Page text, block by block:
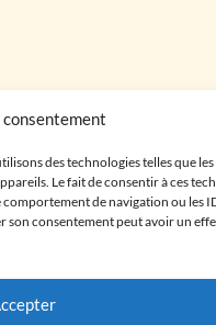
des technologies telles que
Le fait de consentir à ces
de navigation ou les
son consentement peut avoir un